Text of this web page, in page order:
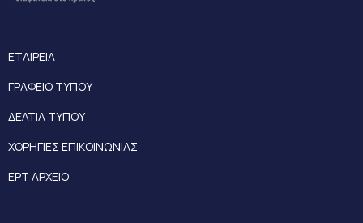
ΕΤΑΙΡΕΙΑ
ΓΡΑΦΕΙΟ ΤΥΠΟΥ
ΔΕΛΤΙΑ ΤΥΠΟΥ
ΧΟΡΗΓΙΕΣ ΕΠΙΚΟΙΝΩΝΙΑΣ
ΕΡΤ ΑΡΧΕΙΟ